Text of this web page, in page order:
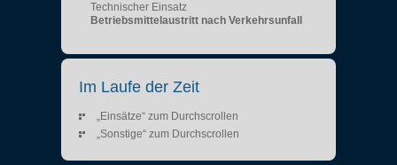
Technischer Einsatz
Betriebsmittelaustritt nach Verkehrsunfall
Im Laufe der Zeit
„Einsätze“ zum Durchscrollen
„Sonstige“ zum Durchscrollen